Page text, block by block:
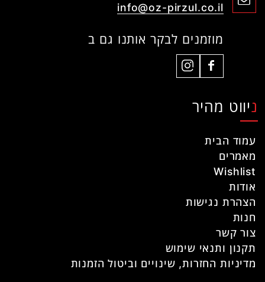
info@oz-pirzul.co.il
מוזמנים לבקר אותנו גם ב
ניווט מהיר
עמוד הבית
מאמרים
Wishlist
אודות
הצהרת נגישות
חנות
צור קשר
תקנון ותנאי שימוש
מדיניות החזרות, שינויים וביטול הזמנות